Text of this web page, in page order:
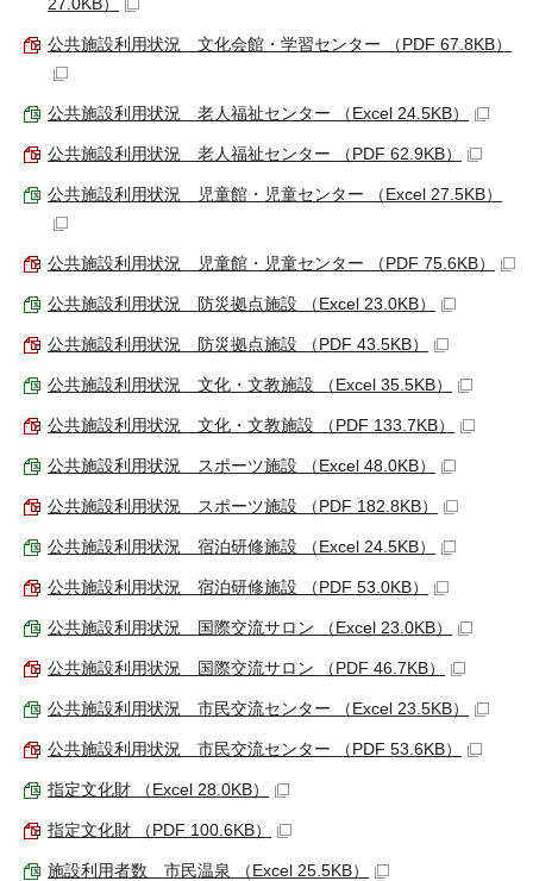
27.0KB）
公共施設利用状況 文化会館・学習センター （PDF 67.8KB）
公共施設利用状況 老人福祉センター （Excel 24.5KB）
公共施設利用状況 老人福祉センター （PDF 62.9KB）
公共施設利用状況 児童館・児童センター （Excel 27.5KB）
公共施設利用状況 児童館・児童センター （PDF 75.6KB）
公共施設利用状況 防災拠点施設 （Excel 23.0KB）
公共施設利用状況 防災拠点施設 （PDF 43.5KB）
公共施設利用状況 文化・文教施設 （Excel 35.5KB）
公共施設利用状況 文化・文教施設 （PDF 133.7KB）
公共施設利用状況 スポーツ施設 （Excel 48.0KB）
公共施設利用状況 スポーツ施設 （PDF 182.8KB）
公共施設利用状況 宿泊研修施設 （Excel 24.5KB）
公共施設利用状況 宿泊研修施設 （PDF 53.0KB）
公共施設利用状況 国際交流サロン （Excel 23.0KB）
公共施設利用状況 国際交流サロン （PDF 46.7KB）
公共施設利用状況 市民交流センター （Excel 23.5KB）
公共施設利用状況 市民交流センター （PDF 53.6KB）
指定文化財 （Excel 28.0KB）
指定文化財 （PDF 100.6KB）
施設利用者数 市民温泉 （Excel 25.5KB）